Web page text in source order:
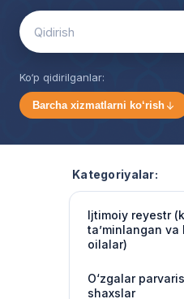
Search
for:
Ko‘p qidirilganlar:
Barcha xizmatlarni ko‘rish
Kategoriyalar:
Ijtimoiy reyestr
ta’minlangan va
oilalar)
O‘zgalar
shaxslar